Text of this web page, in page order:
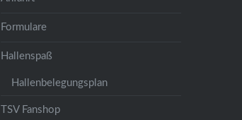
Formulare
Hallenspaß
Hallenbelegungsplan
TSV Fanshop